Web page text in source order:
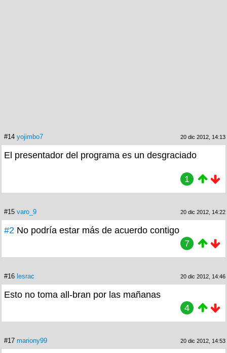
#14 yojimbo7 20 dic 2012, 14:13
El presentador del programa es un desgraciado
1
#15 varo_9 20 dic 2012, 14:22
#2 No podría estar más de acuerdo contigo
7
#16 lesrac 20 dic 2012, 14:46
Esto no toma all-bran por las mañanas
4
#17 mariony99 20 dic 2012, 14:53